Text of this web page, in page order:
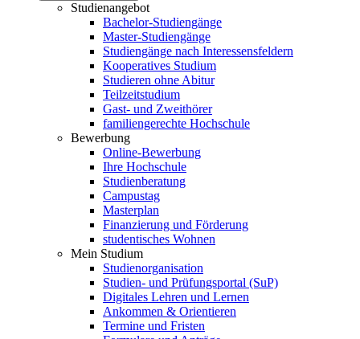
Studienangebot
Bachelor-Studiengänge
Master-Studiengänge
Studiengänge nach Interessensfeldern
Kooperatives Studium
Studieren ohne Abitur
Teilzeitstudium
Gast- und Zweithörer
familiengerechte Hochschule
Bewerbung
Online-Bewerbung
Ihre Hochschule
Studienberatung
Campustag
Masterplan
Finanzierung und Förderung
studentisches Wohnen
Mein Studium
Studienorganisation
Studien- und Prüfungsportal (SuP)
Digitales Lehren und Lernen
Ankommen & Orientieren
Termine und Fristen